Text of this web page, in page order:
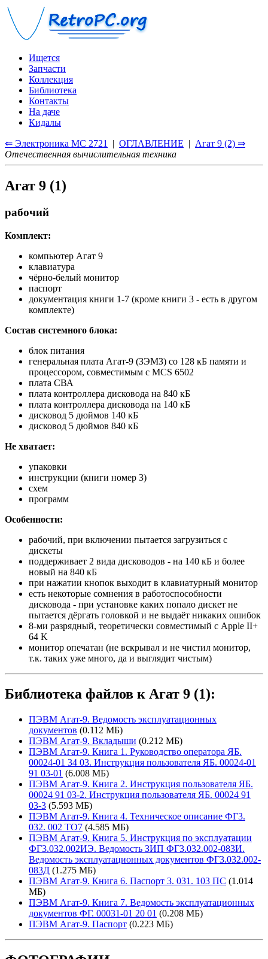
Ищется
Запчасти
Коллекция
Библиотека
Контакты
На даче
Кидалы
⇐ Электроника МС 2721 | ОГЛАВЛЕНИЕ | Агат 9 (2) ⇒
Отечественная вычислительная техника
Агат 9 (1)
рабочий
Комплект:
компьютер Агат 9
клавиатура
чёрно-белый монитор
паспорт
документация книги 1-7 (кроме книги 3 - есть в другом
комплекте)
Состав системного блока:
блок питания
генеральная плата Агат-9 (ЗЭМЗ) со 128 кБ памяти и
процессором, совместимым с MCS 6502
плата СВА
плата контроллера дисковода на 840 кБ
плата контроллера дисковода на 140 кБ
дисковод 5 дюймов 140 кБ
дисковод 5 дюймов 840 кБ
Не хватает:
упаковки
инструкции (книги номер 3)
схем
программ
Особенности:
рабочий, при включении пытается загрузиться с
дискеты
поддерживает 2 вида дисководов - на 140 кБ и более
новый на 840 кБ
при нажатии кнопок выходит в клавиатурный монитор
есть некоторые сомнения в работоспособности
дисковода - при установке каких попало дискет не
пытается дёргать головкой и не выдаёт никаких ошибок
8-ми разрядный, теоретически совместимый с Apple II+
64 K
монитор опечатан (не вскрывал и не чистил монитор,
т.к. таких уже много, да и выглядит чистым)
Библиотека файлов к Агат 9 (1):
ПЭВМ Агат-9. Ведомость эксплуатационных
документов (0.112 МБ)
ПЭВМ Агат-9. Вкладыши (0.212 МБ)
ПЭВМ Агат-9. Книга 1. Руководство оператора ЯБ.
00024-01 34 03. Инструкция пользователя ЯБ. 00024-01
91 03-01 (6.008 МБ)
ПЭВМ Агат-9. Книга 2. Инструкция пользователя ЯБ.
00024 91 03-2. Инструкция пользователя ЯБ. 00024 91
03-3 (5.593 МБ)
ПЭВМ Агат-9. Книга 4. Техническое описание ФГ3.
032. 002 ТО7 (4.585 МБ)
ПЭВМ Агат-9. Книга 5. Инструкция по эксплуатации
ФГ3.032.002ИЭ. Ведомость ЗИП ФГ3.032.002-083И.
Ведомость эксплуатационных документов ФГ3.032.002-
083Д (1.275 МБ)
ПЭВМ Агат-9. Книга 6. Паспорт 3. 031. 103 ПС (1.014
МБ)
ПЭВМ Агат-9. Книга 7. Ведомость эксплуатационных
документов ФГ. 00031-01 20 01 (0.208 МБ)
ПЭВМ Агат-9. Паспорт (0.223 МБ)